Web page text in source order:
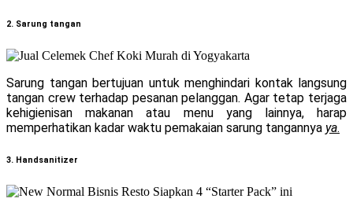
2. Sarung tangan
Sarung tangan bertujuan untuk menghindari kontak langsung
tangan crew terhadap pesanan pelanggan. Agar tetap terjaga
kehigienisan makanan atau menu yang lainnya, harap
memperhatikan kadar waktu pemakaian sarung tangannya ya.
3. Handsanitizer